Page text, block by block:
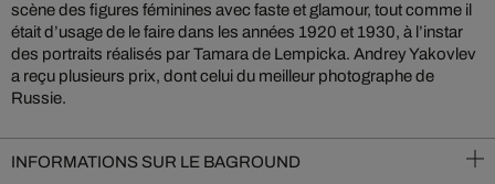
scène des figures féminines avec faste et glamour, tout comme il
était d’usage de le faire dans les années 1920 et 1930, à l’instar
des portraits réalisés par Tamara de Lempicka. Andrey Yakovlev
a reçu plusieurs prix, dont celui du meilleur photographe de
Russie.
INFORMATIONS SUR LE BAGROUND